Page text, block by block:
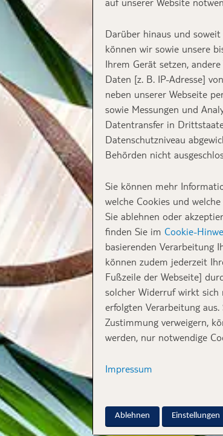
Darüber hinaus und
können wir sowie unsere
Ihrem Gerät setzen,
Daten [z. B. IP-Adresse]
neben unserer Webseite
sowie Messungen und
Datentransfer in
Datenschutzniveau
Behörden nicht
Sie können mehr
welche Cookies und
Sie ablehnen oder
finden Sie im Cookie-
basierenden Verarbeitung
können zudem jederzeit
Fußzeile der Webseite]
solcher Widerruf wirkt
erfolgten Verarbeitung
Zustimmung verweigern,
werden, nur notwendige
Impressum
Ablehnen Einstellungen